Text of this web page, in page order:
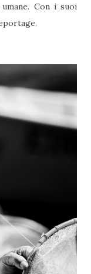
Con i suoi